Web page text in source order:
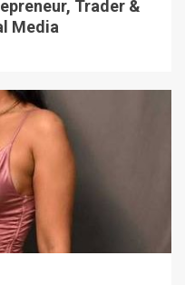
Trader &
Media